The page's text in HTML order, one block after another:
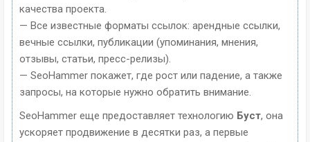
качества проекта.
— Все известные форматы ссылок: арендные ссылки,
вечные ссылки, публикации (упоминания, мнения,
отзывы, статьи, пресс-релизы).
— SeoHammer покажет, где рост или падение, а также
запросы, на которые нужно обратить внимание.
SeoHammer еще предоставляет технологию Буст, она
ускоряет продвижение в десятки раз, а первые